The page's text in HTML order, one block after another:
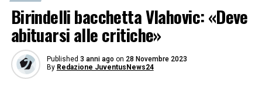
Birindelli bacchetta Vlahovic: «Deve
abituarsi alle critiche»
Published 3 anni ago on 28 Novembre 2023
By Redazione JuventusNews24